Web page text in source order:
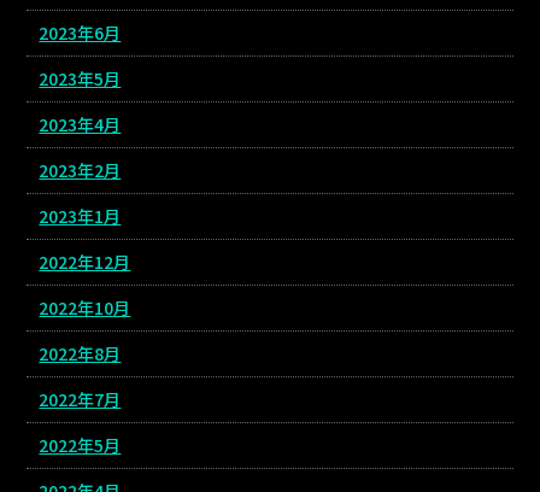
2023年6月
2023年5月
2023年4月
2023年2月
2023年1月
2022年12月
2022年10月
2022年8月
2022年7月
2022年5月